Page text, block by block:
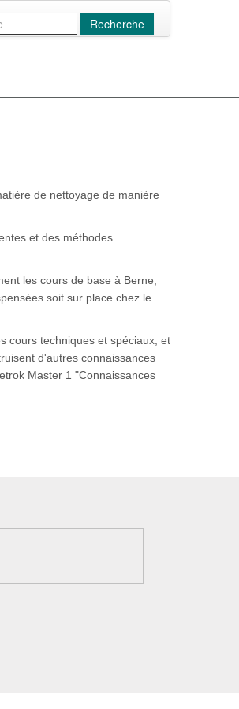
Recherche
de nettoyage de manière
et des méthodes
les cours de base à Berne,
soit sur place chez le
cours techniques et spéciaux, et
d'autres connaissances
Master 1 "Connaissances